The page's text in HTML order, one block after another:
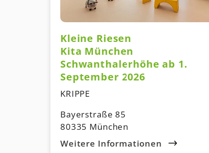
Kleine Riesen
Kita München
Schwanthalerhöhe ab 1.
September 2026
KRIPPE
Bayerstraße 85
80335 München
Weitere Informationen